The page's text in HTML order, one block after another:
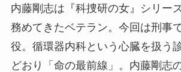
内藤剛志は『科捜研の女』シリー
務めてきたベテラン。今回は刑事
役。循環器内科という心臓を扱う
どおり「命の最前線」。内藤剛志